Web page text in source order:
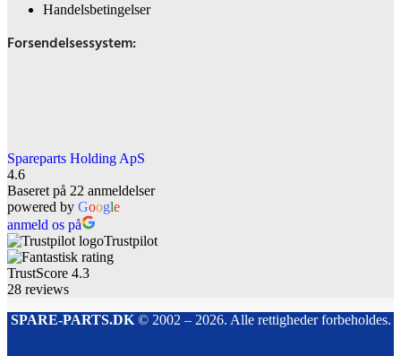
Handelsbetingelser
Forsendelsessystem:
Spareparts Holding ApS
4.6
Baseret på 22 anmeldelser
powered by Google
anmeld os på
Trustpilot
TrustScore 4.3
28 reviews
SPARE-PARTS.DK© 2002 – 2026. Alle rettigheder forbeholdes.